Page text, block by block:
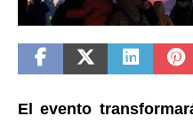
El evento